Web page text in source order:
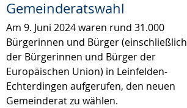
Gemeinderatswahl
Am 9. Juni 2024 waren rund 31.000
Bürgerinnen und Bürger (einschließlich
der Bürgerinnen und Bürger der
Europäischen Union) in Leinfelden-
Echterdingen aufgerufen, den neuen
Gemeinderat zu wählen.